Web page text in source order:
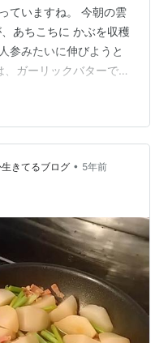
ていますね。 今朝の雲
あちこちに かぶを収穫
参みたいに伸びようと
ガーリックバターで塩
けです。 こちらもかぶ
きてるブログ • 5年前